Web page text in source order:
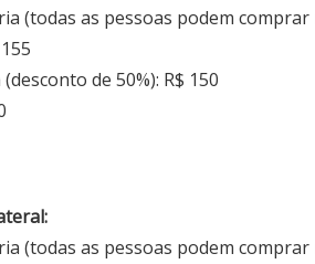
(todas as pessoas podem
de 50%): R$ 150
(todas as pessoas podem